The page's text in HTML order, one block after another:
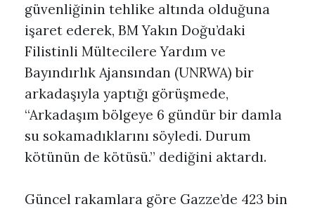
güvenliğinin tehlike altında olduğuna
işaret ederek, BM Yakın Doğu’daki
Filistinli Mültecilere Yardım ve
Bayındırlık Ajansından (UNRWA) bir
arkadaşıyla yaptığı görüşmede,
“Arkadaşım bölgeye 6 gündür bir damla
su sokamadıklarını söyledi. Durum
kötünün de kötüsü.” dediğini aktardı.
Güncel rakamlara göre Gazze’de 423 bin